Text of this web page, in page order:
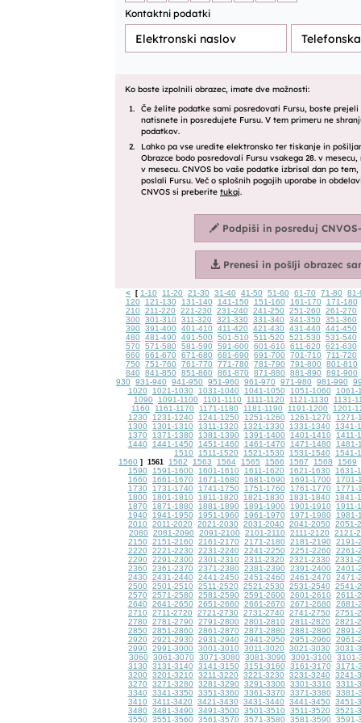
< [ 1-10 11-20 21-30 31-40 41-50 51-60 61-70 71-80
81-
120
121-130 131-140 141-150 151-160 161-170
171-180
210
211-220 221-230 231-240 241-250 251-260
261-270
300
301-310 311-320 321-330 331-340 341-350
351-360
390
391-400 401-410 411-420 421-430 431-440
441-450
480
481-490 491-500 501-510 511-520 521-530
531-540
570
571-580 581-590 591-600 601-610 611-620
621-630
660
661-670 671-680 681-690 691-700 701-710
711-720
750
751-760 761-770 771-780 781-790 791-800
801-810
840
841-850 851-860 861-870 871-880 881-890
891-900
930
931-940 941-950 951-960 961-970 971-980 981-990
1020
1021-1030 1031-1040 1041-1050 1051-1060
1061-
1090
1091-1100 1101-1110 1111-1120 1121-1130
1131-
1160
1161-1170 1171-1180 1181-1190 1191-1200
1201-
1230
1231-1240 1241-1250 1251-1260 1261-1270
1271-
1300
1301-1310 1311-1320 1321-1330 1331-1340
1341-
1370
1371-1380 1381-1390 1391-1400 1401-1410
1411-
1440
1441-1450 1451-1460 1461-1470 1471-1480
1481-
1510
1511-1520 1521-1530 1531-1540
1541-
1560 ] 1561 1562 1563 1564 1565 1566 1567 1568
1569
1590
1591-1600 1601-1610 1611-1620 1621-1630
1631-
1660
1661-1670 1671-1680 1681-1690 1691-1700
1701-
1730
1731-1740 1741-1750 1751-1760 1761-1770
1771-
1800
1801-1810 1811-1820 1821-1830 1831-1840
1841-
1870
1871-1880 1881-1890 1891-1900 1901-1910
1911-
1940
1941-1950 1951-1960 1961-1970 1971-1980
1981-
2010
2011-2020 2021-2030 2031-2040 2041-2050
2051-
2080
2081-2090 2091-2100 2101-2110 2111-2120
2121-
2150
2151-2160 2161-2170 2171-2180 2181-2190
2191-
2220
2221-2230 2231-2240 2241-2250 2251-2260
2261-
2290
2291-2300 2301-2310 2311-2320 2321-2330
2331-
2360
2361-2370 2371-2380 2381-2390 2391-2400
2401-
2430
2431-2440 2441-2450 2451-2460 2461-2470
2471-
2500
2501-2510 2511-2520 2521-2530 2531-2540
2541-
2570
2571-2580 2581-2590 2591-2600 2601-2610
2611-
2640
2641-2650 2651-2660 2661-2670 2671-2680
2681-
2710
2711-2720 2721-2730 2731-2740 2741-2750
2751-
2780
2781-2790 2791-2800 2801-2810 2811-2820
2821-
2850
2851-2860 2861-2870 2871-2880 2881-2890
2891-
2920
2921-2930 2931-2940 2941-2950 2951-2960
2961-
2990
2991-3000 3001-3010 3011-3020 3021-3030
3031-
3060
3061-3070 3071-3080 3081-3090 3091-3100
3101-
3130
3131-3140 3141-3150 3151-3160 3161-3170
3171-
3200
3201-3210 3211-3220 3221-3230 3231-3240
3241-
3270
3271-3280 3281-3290 3291-3300 3301-3310
3311-
3340
3341-3350 3351-3360 3361-3370 3371-3380
3381-
3410
3411-3420 3421-3430 3431-3440 3441-3450
3451-
3480
3481-3490 3491-3500 3501-3510 3511-3520
3521-
3550
3551-3560 3561-3570 3571-3580 3581-3590 3591-